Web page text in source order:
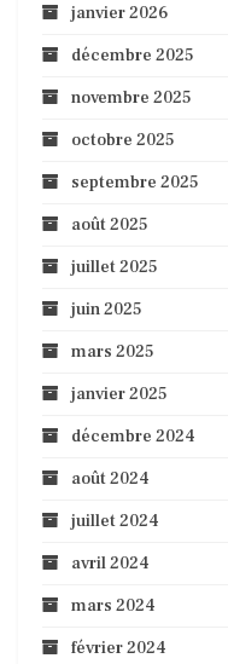
janvier 2026
décembre 2025
novembre 2025
octobre 2025
septembre 2025
août 2025
juillet 2025
juin 2025
mars 2025
janvier 2025
décembre 2024
août 2024
juillet 2024
avril 2024
mars 2024
février 2024